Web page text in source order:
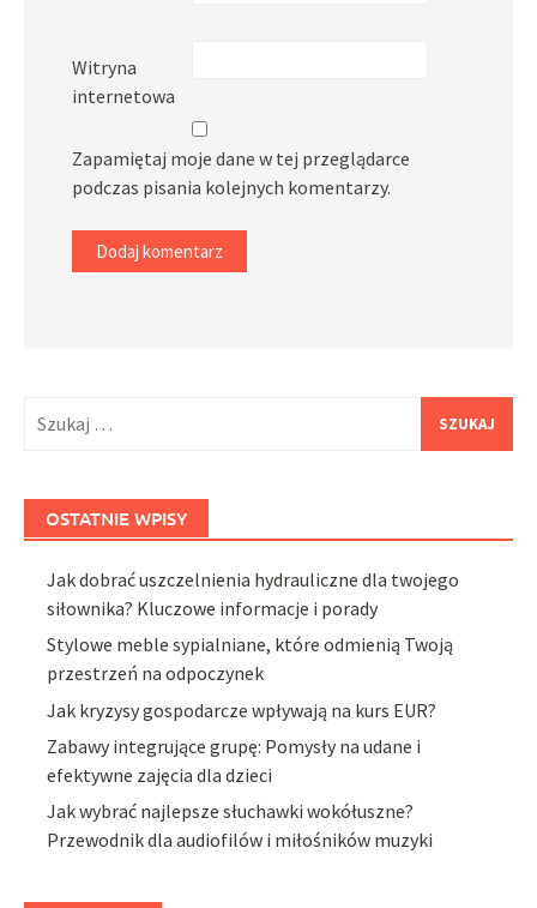
Witryna
internetowa
Zapamiętaj moje dane w tej przeglądarce
podczas pisania kolejnych komentarzy.
OSTATNIE WPISY
Jak dobrać uszczelnienia hydrauliczne dla twojego
siłownika? Kluczowe informacje i porady
Stylowe meble sypialniane, które odmienią Twoją
przestrzeń na odpoczynek
Jak kryzysy gospodarcze wpływają na kurs EUR?
Zabawy integrujące grupę: Pomysły na udane i
efektywne zajęcia dla dzieci
Jak wybrać najlepsze słuchawki wokółuszne?
Przewodnik dla audiofilów i miłośników muzyki